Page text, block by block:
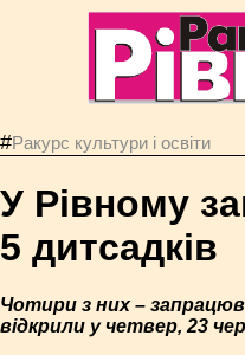
#Ракурс культури і освіти
У Рівному
5 дитсадків
Чотири з них –
відкрили у четвер, 23